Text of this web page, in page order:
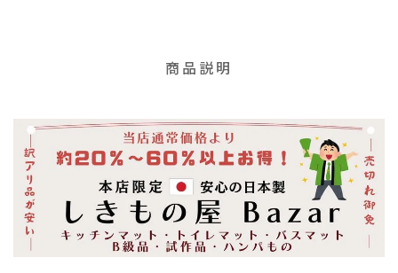
商品説明